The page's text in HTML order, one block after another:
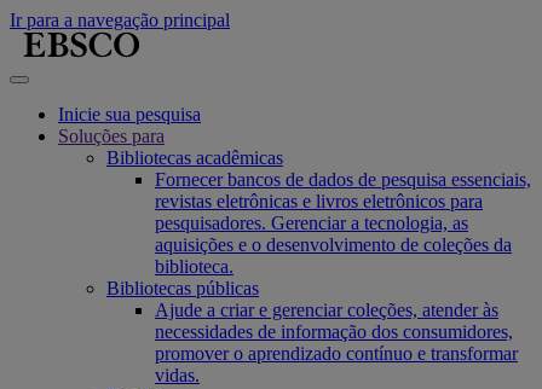
Ir para a navegação principal
Inicie sua pesquisa
Soluções para
Bibliotecas acadêmicas
Fornecer bancos de dados de pesquisa essenciais,
revistas eletrônicas e livros eletrônicos para
pesquisadores. Gerenciar a tecnologia, as
aquisições e o desenvolvimento de coleções da
biblioteca.
Bibliotecas públicas
Ajude a criar e gerenciar coleções, atender às
necessidades de informação dos consumidores,
promover o aprendizado contínuo e transformar
vidas.